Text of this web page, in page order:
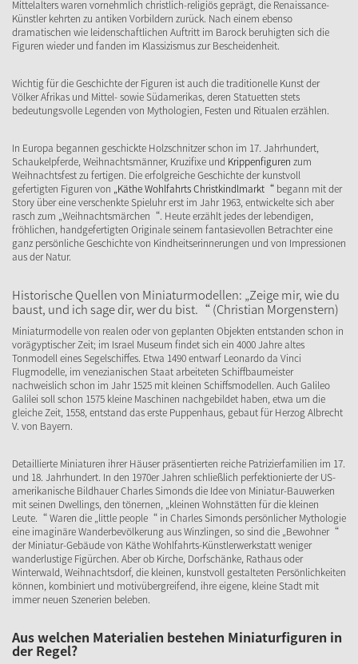
Mittelalters waren vornehmlich christlich-religiös geprägt, die Renaissance-
Künstler kehrten zu antiken Vorbildern zurück. Nach einem ebenso
dramatischen wie leidenschaftlichen Auftritt im Barock beruhigten sich die
Figuren wieder und fanden im Klassizismus zur Bescheidenheit.
Wichtig für die Geschichte der Figuren ist auch die traditionelle Kunst der
Völker Afrikas und Mittel- sowie Südamerikas, deren Statuetten stets
bedeutungsvolle Legenden von Mythologien, Festen und Ritualen erzählen.
In Europa begannen geschickte Holzschnitzer schon im 17. Jahrhundert,
Schaukelpferde, Weihnachtsmänner, Kruzifixe und Krippenfiguren zum
Weihnachtsfest zu fertigen. Die erfolgreiche Geschichte der kunstvoll
gefertigten Figuren von „Käthe Wohlfahrts Christkindlmarkt“ begann mit der
Story über eine verschenkte Spieluhr erst im Jahr 1963, entwickelte sich aber
rasch zum „Weihnachtsmärchen“. Heute erzählt jedes der lebendigen,
fröhlichen, handgefertigten Originale seinem fantasievollen Betrachter eine
ganz persönliche Geschichte von Kindheitserinnerungen und von Impressionen
aus der Natur.
Historische Quellen von Miniaturmodellen: „Zeige mir, wie du
baust, und ich sage dir, wer du bist.“ (Christian Morgenstern)
Miniaturmodelle von realen oder von geplanten Objekten entstanden schon in
vorägyptischer Zeit; im Israel Museum findet sich ein 4000 Jahre altes
Tonmodell eines Segelschiffes. Etwa 1490 entwarf Leonardo da Vinci
Flugmodelle, im venezianischen Staat arbeiteten Schiffbaumeister
nachweislich schon im Jahr 1525 mit kleinen Schiffsmodellen. Auch Galileo
Galilei soll schon 1575 kleine Maschinen nachgebildet haben, etwa um die
gleiche Zeit, 1558, entstand das erste Puppenhaus, gebaut für Herzog Albrecht
V. von Bayern.
Detaillierte Miniaturen ihrer Häuser präsentierten reiche Patrizierfamilien im 17.
und 18. Jahrhundert. In den 1970er Jahren schließlich perfektionierte der US-
amerikanische Bildhauer Charles Simonds die Idee von Miniatur-Bauwerken
mit seinen Dwellings, den tönernen, „kleinen Wohnstätten für die kleinen
Leute.“ Waren die „little people“ in Charles Simonds persönlicher Mythologie
eine imaginäre Wanderbevölkerung aus Winzlingen, so sind die „Bewohner“
der Miniatur-Gebäude von Käthe Wohlfahrts-Künstlerwerkstatt weniger
wanderlustige Figürchen. Aber ob Kirche, Dorfschänke, Rathaus oder
Winterwald, Weihnachtsdorf, die kleinen, kunstvoll gestalteten Persönlichkeiten
können, kombiniert und motivübergreifend, ihre eigene, kleine Stadt mit
immer neuen Szenerien beleben.
Aus welchen Materialien bestehen Miniaturfiguren in
der Regel?